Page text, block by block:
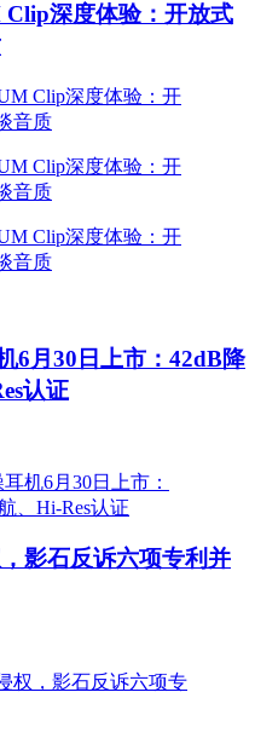
深度体验：开放式
6月30日上市：42dB降
认证
影石反诉六项专利并